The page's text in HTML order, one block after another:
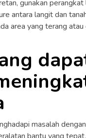
gunakan
antara langit dan
area yang terang
masalah